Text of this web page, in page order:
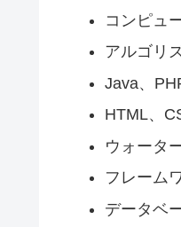
コンピュ
アルゴリ
Java、
HTML、
ウォータ
フレーム
データベ